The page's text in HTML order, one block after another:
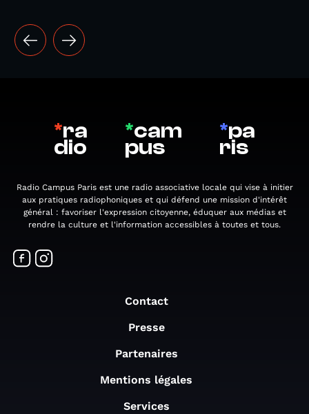
*ra
dio
*cam
pus
*pa
ris
Radio Campus Paris est une radio associative locale qui vise à initier
aux pratiques radiophoniques et qui défend une mission d'intérêt
général : favoriser l'expression citoyenne, éduquer aux médias et
rendre la culture et l'information accessibles à toutes et tous.
Contact
Presse
Partenaires
Mentions légales
Services